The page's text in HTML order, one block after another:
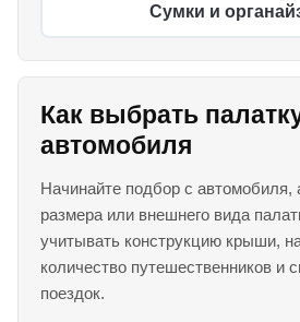
Сумки и
Как выбрать
автомобиля
Начинайте подбор с автомобиля,
размера или внешнего вида
учитывать конструкцию крыши,
количество путешественников и
поездок.